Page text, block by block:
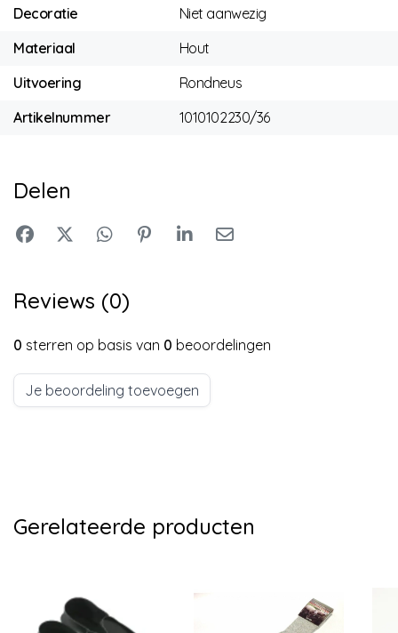
Decoratie
Niet aanwezig
Materiaal
Hout
Uitvoering
Rondneus
Artikelnummer
1010102230/36
Delen
Reviews (0)
0 sterren op basis van 0 beoordelingen
Je beoordeling toevoegen
Gerelateerde producten